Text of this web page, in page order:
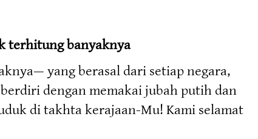
terhitung banyaknya
yang berasal dari setiap negara,
dengan memakai jubah putih dan
di takhta kerajaan-Mu! Kami selamat